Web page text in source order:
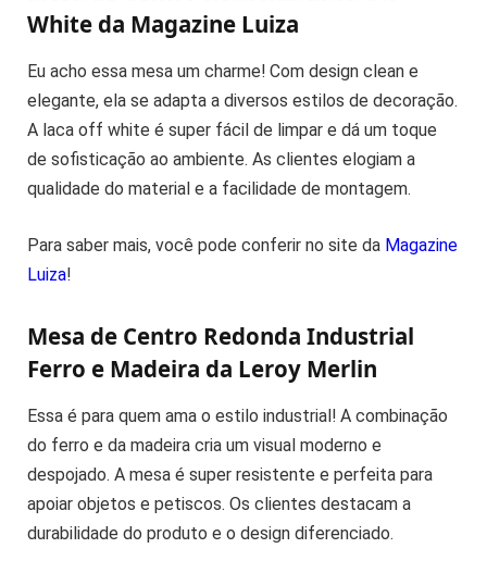
White da Magazine Luiza
Eu acho essa mesa um charme! Com design clean e
elegante, ela se adapta a diversos estilos de decoração.
A laca off white é super fácil de limpar e dá um toque
de sofisticação ao ambiente. As clientes elogiam a
qualidade do material e a facilidade de montagem.
Para saber mais, você pode conferir no site da Magazine
Luiza!
Mesa de Centro Redonda Industrial
Ferro e Madeira da Leroy Merlin
Essa é para quem ama o estilo industrial! A combinação
do ferro e da madeira cria um visual moderno e
despojado. A mesa é super resistente e perfeita para
apoiar objetos e petiscos. Os clientes destacam a
durabilidade do produto e o design diferenciado.